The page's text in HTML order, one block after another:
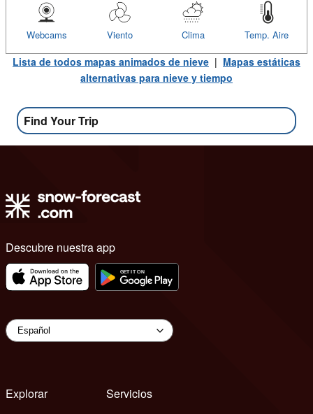
Temp. Aire
Clima
Viento
Webcams
Lista de todos mapas animados de nieve | Mapas estáticas
alternativas para nieve y tiempo
Find Your Trip
Descubre nuestra app
Explorar
Servicios